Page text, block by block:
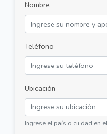
Nombre
Teléfono
Ubicación
Ingrese el país o ciudad en